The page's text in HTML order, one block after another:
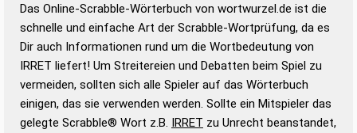
Wortwurzel liefert mit Hilfe eines semantischen
Wortanalyse-Algorithmus gute Anhaltspunkte zu
Wortbedeutung, Worttrennung und Wortform, um die
Gültigkeit eines Wortes für das Scrabble-Spiel zu
bestimmen!
zugelassene Turnier Scrabble-
Wörterbücher sind:
Das Online-Scrabble-Wörterbuch von wortwurzel.de ist die
schnelle und einfache Art der Scrabble-Wortprüfung, da es
Dir auch Informationen rund um die Wortbedeutung von
IRRET liefert! Um Streitereien und Debatten beim Spiel zu
vermeiden, sollten sich alle Spieler auf das Wörterbuch
einigen, das sie verwenden werden. Sollte ein Mitspieler das
gelegte Scrabble® Wort z.B. IRRET zu Unrecht beanstandet,